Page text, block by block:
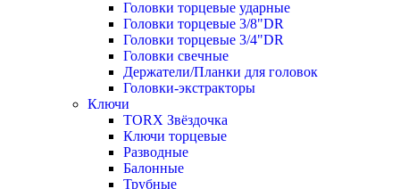
Головки торцевые ударные
Головки торцевые 3/8"DR
Головки торцевые 3/4"DR
Головки свечные
Держатели/Планки для головок
Головки-экстракторы
Ключи
TORX Звёздочка
Ключи торцевые
Разводные
Балонные
Трубные